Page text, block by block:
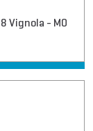
Vignola - MO